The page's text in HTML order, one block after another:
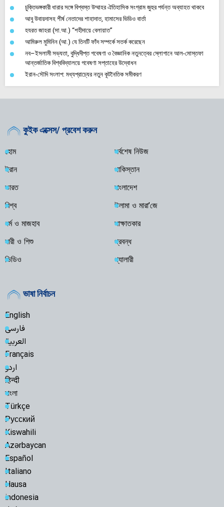
চুক্তিভঙ্গকারী ধারার সঙ্গে বিশ্বস্ত উম্মাহর ঐতিহাসিক সংগ্রাম জুহুর পর্যন্ত অব্যাহত থাকবে
আবু উবায়দাসহ শীর্ষ নেতাদের শাহাদাত, হামাসের ভিডিও বার্তা
হযরত জাহরা (সা.আ.) “শহীদায়ে বেলায়াত”
আমিরুল মুমিনিন (আ.) যে তিনটি ফাঁদ সম্পর্কে সতর্ক করেছেন
নব–ইসলামী সভ্যতা, বুদ্ধিদীপ্ত গবেষণা ও বৈজ্ঞানিক নতুনত্বের স্লোগানে আল-মোস্তফা
আন্তর্জাতিক বিশ্ববিদ্যালয়ে গবেষণা সপ্তাহের উদ্বোধন
ইরান-সৌদি সংলাপ: মধ্যপ্রাচ্যের নতুন কূটনৈতিক সমীকরণ
কুইক এক্সেস/ প্রবেশ করুন
হোম
সর্বশেষ নিউজ
ইরান
পাকিস্তান
ভারত
বাংলাদেশ
বিশ্ব
উলামা ও মারা’জে
ধর্ম ও মাজহাব
সাক্ষাতকার
নারী ও শিশু
প্রবন্ধ
ভিডিও
গ্যালারী
ভাষা নির্বাচন
English
فارسی
العربیة
Français
اردو
हिन्दी
বাংলা
Türkçe
Русский
Kiswahili
Azərbaycan
Español
Italiano
Hausa
indonesia